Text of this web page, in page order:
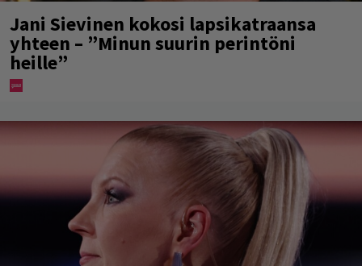
Jani Sievinen kokosi lapsikatraansa
yhteen – ”Minun suurin perintöni
heille”